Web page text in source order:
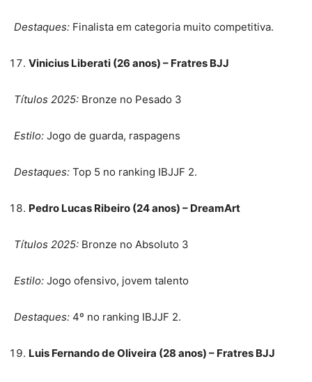
Destaques: Finalista em categoria muito competitiva.
Vinicius Liberati (26 anos) – Fratres BJJ
Títulos 2025: Bronze no Pesado 3
Estilo: Jogo de guarda, raspagens
Destaques: Top 5 no ranking IBJJF 2.
Pedro Lucas Ribeiro (24 anos) – DreamArt
Títulos 2025: Bronze no Absoluto 3
Estilo: Jogo ofensivo, jovem talento
Destaques: 4º no ranking IBJJF 2.
Luis Fernando de Oliveira (28 anos) – Fratres BJJ